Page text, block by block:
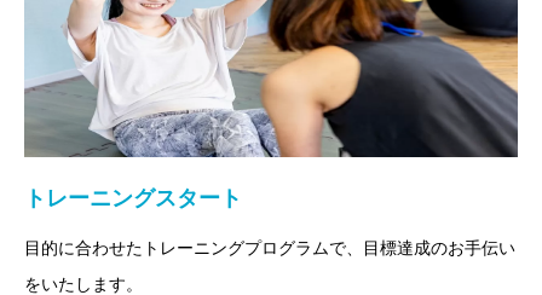
トレーニングスタート
目的に合わせたトレーニングプログラムで、目標達成のお手伝い
をいたします。